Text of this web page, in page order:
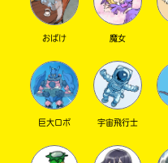
おばけ 魔女
巨大ロボ 宇宙飛行士